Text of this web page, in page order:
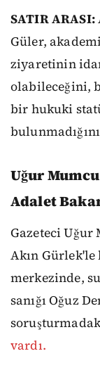
SATIR ARASI:
Güler,
ziyaretinin
olabileceğini,
bir hukuki
Uğur
Adalet
Gazeteci Uğur
Akın
merkezinde,
sanığı Oğuz
vardı.